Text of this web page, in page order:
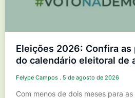
Eleições 2026: Confira as
do calendário eleitoral de
Felype Campos 5 de agosto de 2026
Com menos de dois meses para